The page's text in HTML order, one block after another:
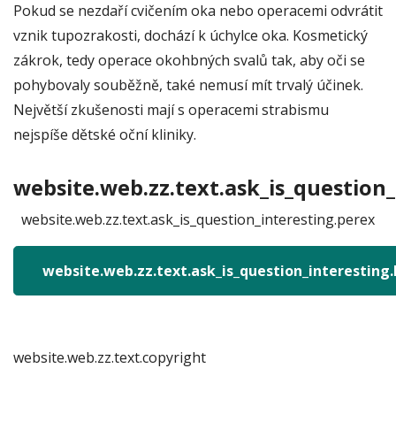
Pokud se nezdaří cvičením oka nebo operacemi odvrátit
vznik tupozrakosti, dochází k úchylce oka. Kosmetický
zákrok, tedy operace okohbných svalů tak, aby oči se
pohybovaly souběžně, také nemusí mít trvalý účinek.
Největší zkušenosti mají s operacemi strabismu
nejspíše dětské oční kliniky.
website.web.zz.text.ask_is_question_interesting.perex
website.web.zz.text.copyright